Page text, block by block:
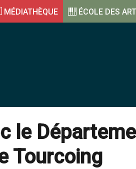
MÉDIATHÈQUE ÉCOLE DES
le
Tourcoing